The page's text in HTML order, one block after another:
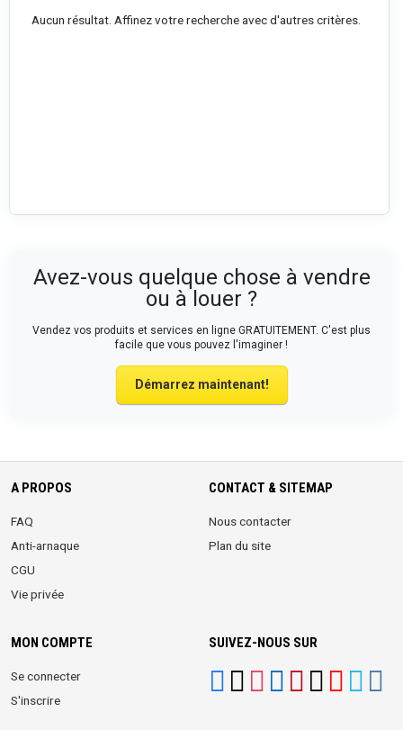
Aucun résultat. Affinez votre recherche avec d'autres critères.
Avez-vous quelque chose à vendre
ou à louer ?
Vendez vos produits et services en ligne GRATUITEMENT. C'est plus
facile que vous pouvez l'imaginer !
Démarrez maintenant!
A PROPOS
FAQ
Anti-arnaque
CGU
Vie privée
CONTACT & SITEMAP
Nous contacter
Plan du site
MON COMPTE
Se connecter
S'inscrire
SUIVEZ-NOUS SUR